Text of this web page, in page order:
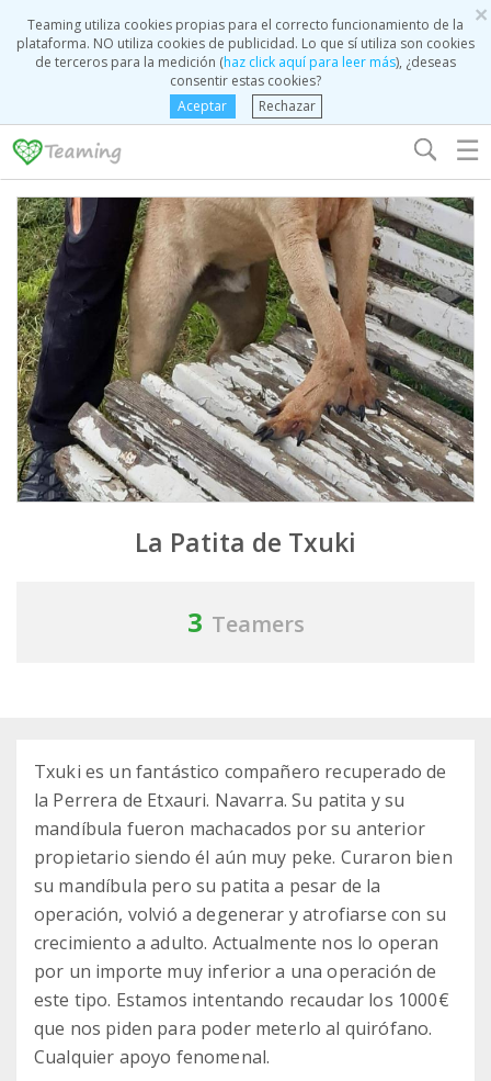
×
Teaming utiliza cookies propias para el correcto funcionamiento de la
plataforma. NO utiliza cookies de publicidad. Lo que sí utiliza son cookies
de terceros para la medición (haz click aquí para leer más), ¿deseas
consentir estas cookies?
Aceptar
Rechazar
☰
La Patita de Txuki
3 Teamers
Txuki es un fantástico compañero recuperado de
la Perrera de Etxauri. Navarra. Su patita y su
mandíbula fueron machacados por su anterior
propietario siendo él aún muy peke. Curaron bien
su mandíbula pero su patita a pesar de la
operación, volvió a degenerar y atrofiarse con su
crecimiento a adulto. Actualmente nos lo operan
por un importe muy inferior a una operación de
este tipo. Estamos intentando recaudar los 1000€
que nos piden para poder meterlo al quirófano.
Cualquier apoyo fenomenal.